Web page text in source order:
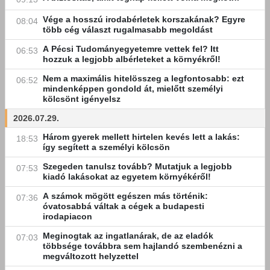
08:04 Vége a hosszú irodabérletek korszakának? Egyre
több cég választ rugalmasabb megoldást
06:53 A Pécsi Tudományegyetemre vettek fel? Itt
hozzuk a legjobb albérleteket a környékről!
06:52
Nem a maximális hitelösszeg a legfontosabb: ezt
mindenképpen gondold át, mielőtt személyi
kölcsönt igényelsz
2026.07.29.
18:53
Három gyerek mellett hirtelen kevés lett a lakás:
így segített a személyi kölcsön
07:53 Szegeden tanulsz tovább? Mutatjuk a legjobb
kiadó lakásokat az egyetem környékéről!
07:36 A számok mögött egészen más történik:
óvatosabbá váltak a cégek a budapesti
irodapiacon
07:03
Meginogtak az ingatlanárak, de az eladók
többsége továbbra sem hajlandó szembenézni a
megváltozott helyzettel